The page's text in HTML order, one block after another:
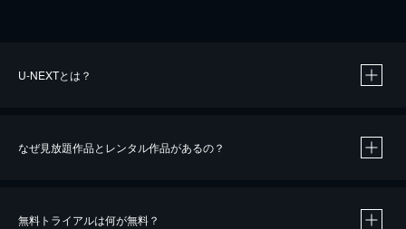
U-NEXTとは？
なぜ見放題作品とレンタル作品があるの？
無料トライアルは何が無料？